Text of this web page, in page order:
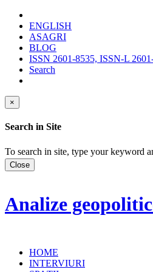
ENGLISH
ASAGRI
BLOG
ISSN 2601-8535, ISSN-L
Search
×
Search in Site
To search in site, type your keyword
Close
Analize
HOME
INTERVIURI